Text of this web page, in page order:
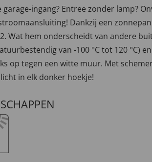
garage-ingang? Entree zonder lamp?
Dankzij een
Wat hem onderscheidt van andere
van -100 °C tot 120 °C)
op tegen een witte muur. Met
in elk donker hoekje!